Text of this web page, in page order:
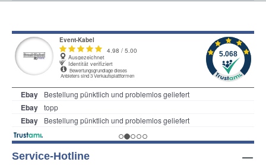
Service-Hotline